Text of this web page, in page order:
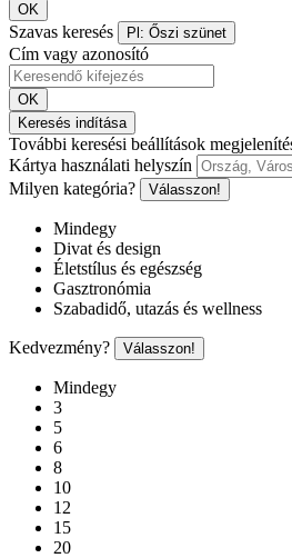
OK
Szavas keresés Pl: Őszi szünet
Cím vagy azonosító
OK
Keresés indítása
További keresési beállítások
Kártya használati helyszín
Milyen kategória?
Válasszon!
Mindegy
Divat és design
Életstílus és egészség
Gasztronómia
Szabadidő, utazás és wellness
Kedvezmény? Válasszon!
Mindegy
3
5
6
8
10
12
15
20